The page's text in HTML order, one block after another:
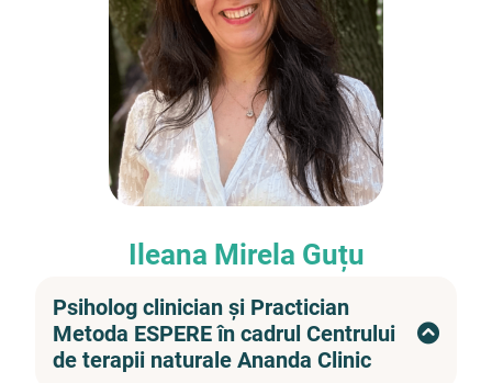
Ileana Mirela Guțu
Psiholog clinician și Practician
Metoda ESPERE în cadrul Centrului
de terapii naturale Ananda Clinic